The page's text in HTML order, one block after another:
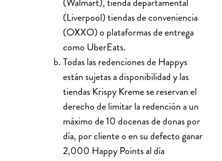
(Liverpool) tiendas de conveniencia
(OXXO) o plataformas de entrega
como UberEats.
Todas las redenciones de Happys
están sujetas a disponibilidad y las
tiendas Krispy Kreme se reservan el
derecho de limitar la redención a un
máximo de 10 docenas de donas por
día, por cliente o en su defecto ganar
2,000 Happy Points al día